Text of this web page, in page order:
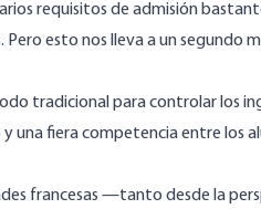
requisitos de admisión
Pero esto nos lleva a un segundo
tradicional para controlar los
una fiera competencia entre los
francesas —tanto desde la